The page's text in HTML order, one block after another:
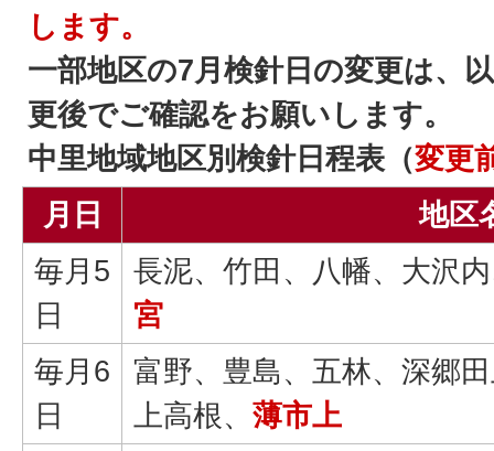
します。
一部地区の7月検針日の変更は、
更後でご確認をお願いします。
中里地域地区別検針日程表（変更
月日
地区
毎月5
日
長泥、竹田、八幡、大沢
宮
毎月6
日
富野、豊島、五林、深郷
上高根、 薄市上